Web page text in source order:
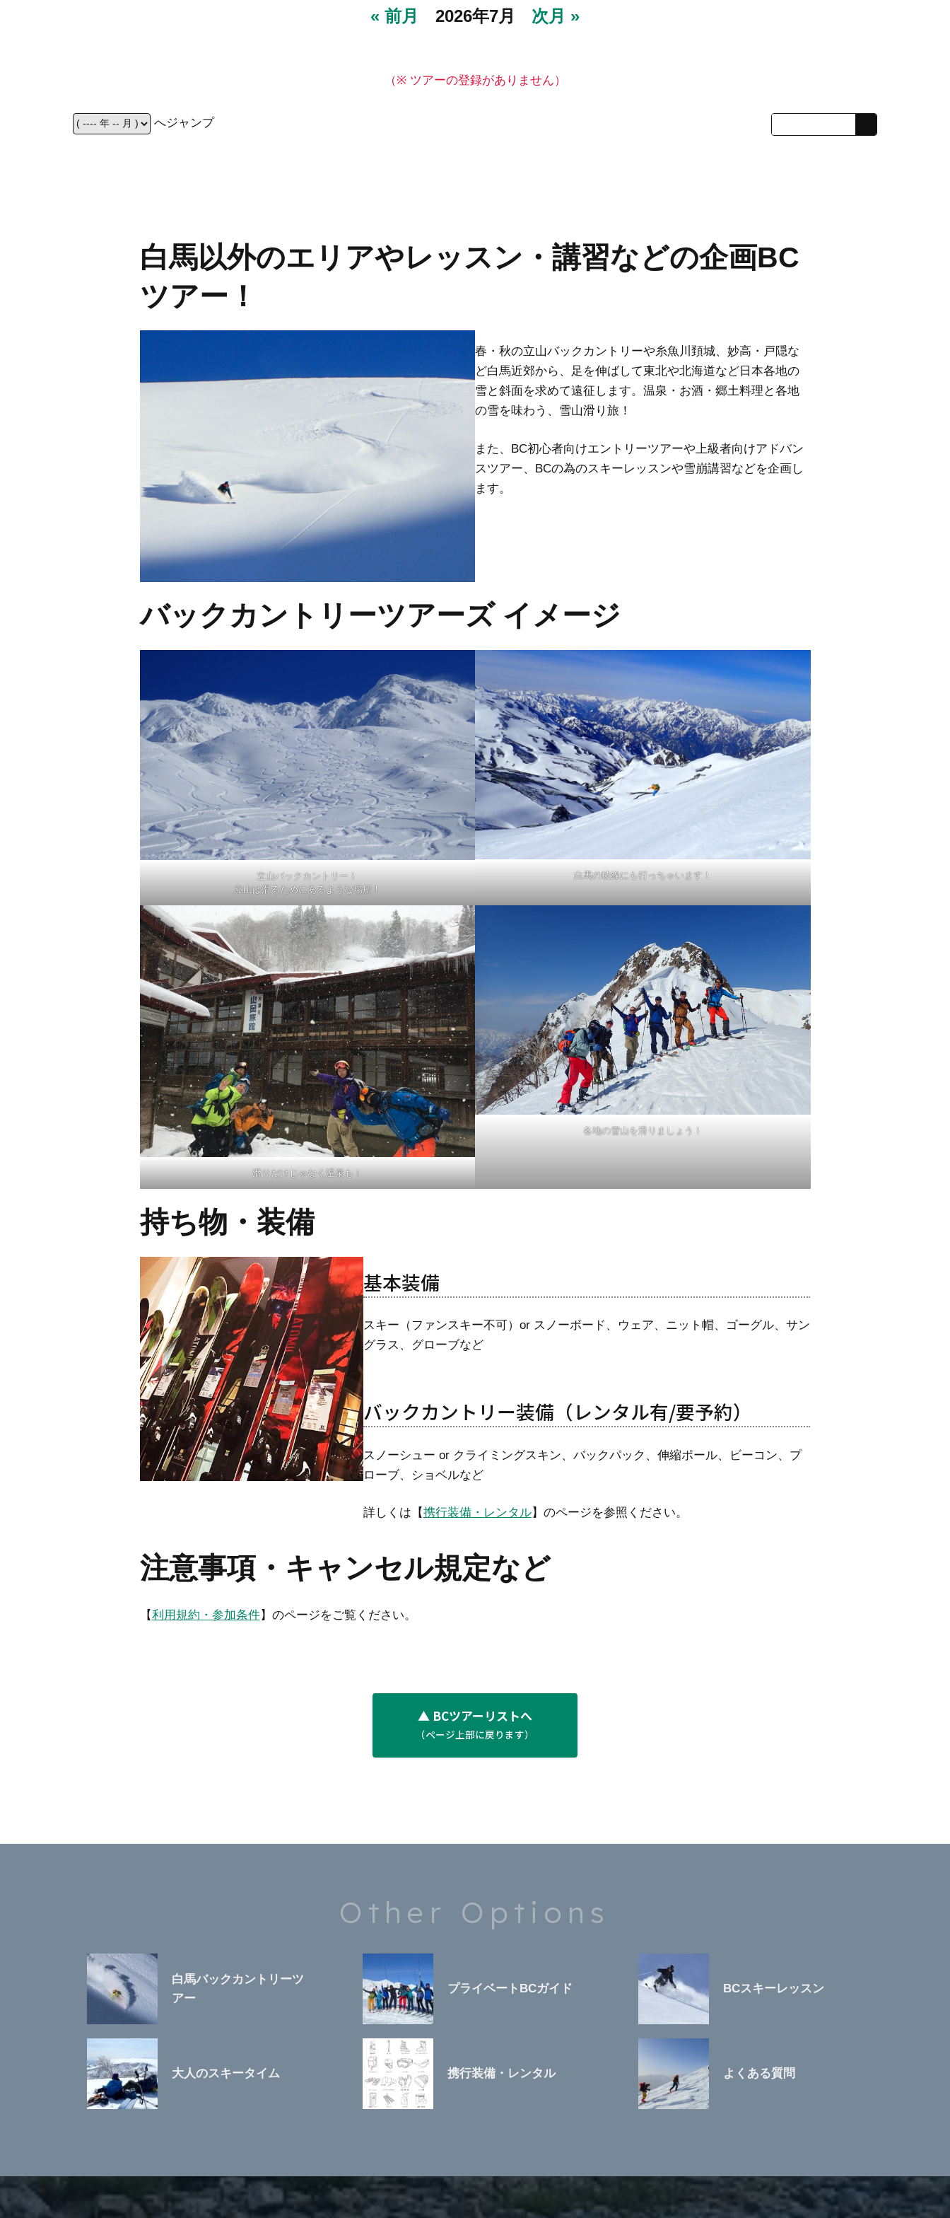
« 前月 2026年7月 次月 »
（※ ツアーの登録がありません）
へジャンプ
白馬以外のエリアやレッスン・講習などの企画BC
ツアー！
春・秋の立山バックカントリーや糸魚川頚城、妙高・戸隠な
ど白馬近郊から、足を伸ばして東北や北海道など日本各地の
雪と斜面を求めて遠征します。温泉・お酒・郷土料理と各地
の雪を味わう、雪山滑り旅！
また、BC初心者向けエントリーツアーや上級者向けアドバン
スツアー、BCの為のスキーレッスンや雪崩講習などを企画し
ます。
バックカントリーツアーズ イメージ
立山バックカントリー！
立山は滑るためにあるような場所！
白馬の稜線にも行っちゃいます！
滑りだけじゃなく温泉も！
各地の雪山を滑りましょう！
持ち物・装備
基本装備
スキー（ファンスキー不可）or スノーボード、ウェア、ニット帽、ゴーグル、サン
グラス、グローブなど
バックカントリー装備（レンタル有/要予約）
スノーシュー or クライミングスキン、バックパック、伸縮ポール、ビーコン、プ
ローブ、ショベルなど
詳しくは【携行装備・レンタル】のページを参照ください。
注意事項・キャンセル規定など
【利用規約・参加条件】のページをご覧ください。
▲ BCツアーリストへ
（ページ上部に戻ります）
Other Options
白馬バックカントリーツ
アー
プライベートBCガイド BCスキーレッスン
大人のスキータイム 携行装備・レンタル よくある質問